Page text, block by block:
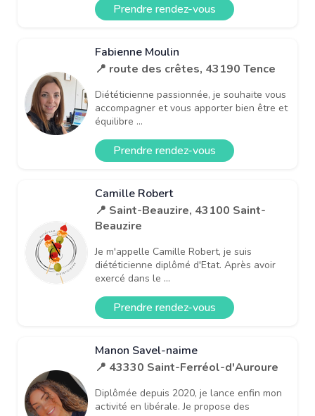
Prendre rendez-vous
Fabienne Moulin
📍 route des crêtes, 43190 Tence
Diététicienne passionnée, je souhaite vous
accompagner et vous apporter bien être et
équilibre ...
Prendre rendez-vous
Camille Robert
📍 Saint-Beauzire, 43100 Saint-
Beauzire
Je m'appelle Camille Robert, je suis
diététicienne diplômé d'Etat. Après avoir
exercé dans le ...
Prendre rendez-vous
Manon Savel-naime
📍 43330 Saint-Ferréol-d'Auroure
Diplômée depuis 2020, je lance enfin mon
activité en libérale. Je propose des